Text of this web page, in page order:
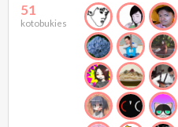
51
kotobukies